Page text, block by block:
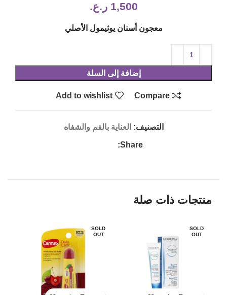
1,500 ر.ع.
معجون أسنان يوثيمول الأصلي
إضافة إلى السلة
Compare
Add to wishlist
التصنيف: العناية بالفم والشفاه
Share:
منتجات ذات صلة
SOLD
OUT
SOLD
OUT